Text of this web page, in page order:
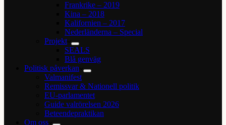
Frankrike – 2019
Kina – 2018
Kalifornien – 2017
Nederländerna – Special
Projekt
SEALS
Blå genväg
Politisk påverkan
Valmanifest
Remissvar & Nationell politik
EU-parlamentet
Guide valrörelsen 2026
Beteendepraktikan
Om oss